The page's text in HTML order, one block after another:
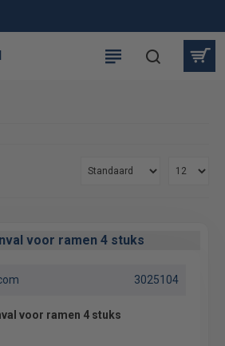
3025104
voor ramen 4 stuks